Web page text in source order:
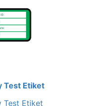
Test Etiket
Test Etiket